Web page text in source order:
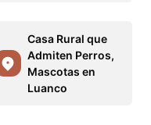
Casa Rural que
Admiten Perros,
Mascotas en
Luanco